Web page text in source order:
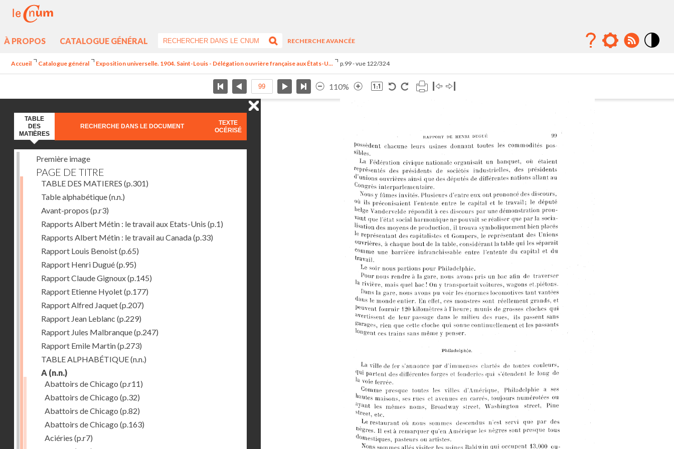
À PROPOS CATALOGUE GÉNÉRAL
RECHERCHE AVANCÉE
Accueil Catalogue général Exposition universelle. 1904. Saint-Louis - Délégation ouvrière française aux États-U... p.99 - vue 122/324
110%
TABLE
DES
MATIÈRES
RECHERCHE DANS LE DOCUMENT
TEXTE
OCÉRISÉ
Première image
PAGE DE TITRE
TABLE DES MATIERES (p.301)
Table alphabétique(n.n.)
Avant-propos (p.r3)
Rapports Albert Métin : le travail aux Etats-Unis (p.1)
Rapports Albert Métin : le travail au Canada(p.33)
Rapport Louis Benoist(p.65)
Rapport Henri Dugué(p.95)
Rapport Claude Gignoux(p.145)
Rapport Etienne Hyolet(p.177)
Rapport Alfred Jaquet(p.207)
Rapport Jean Leblanc (p.229)
Rapport Jules Malbranque(p.247)
Rapport Emile Martin(p.273)
TABLE ALPHABÉTIQUE(n.n.)
A (n.n.)
Abattoirs de Chicago (p.r11)
Abattoirs de Chicago (p.32)
Abattoirs de Chicago (p.82)
Abattoirs de Chicago (p.163)
Aciéries (p.r7)